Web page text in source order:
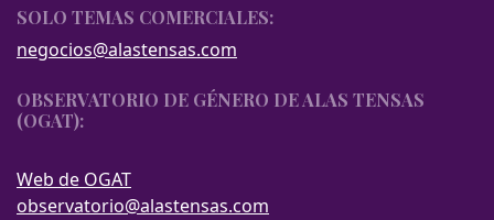
SOLO TEMAS COMERCIALES:
negocios@alastensas.com
OBSERVATORIO DE GÉNERO DE ALAS TENSAS
(OGAT):
Web de OGAT
observatorio@alastensas.com